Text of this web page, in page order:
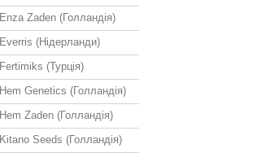
Zaden (Голландія)
(Нідерланди)
(Турція)
Genetics (Голландія)
Zaden (Голландія)
Seeds (Голландія)